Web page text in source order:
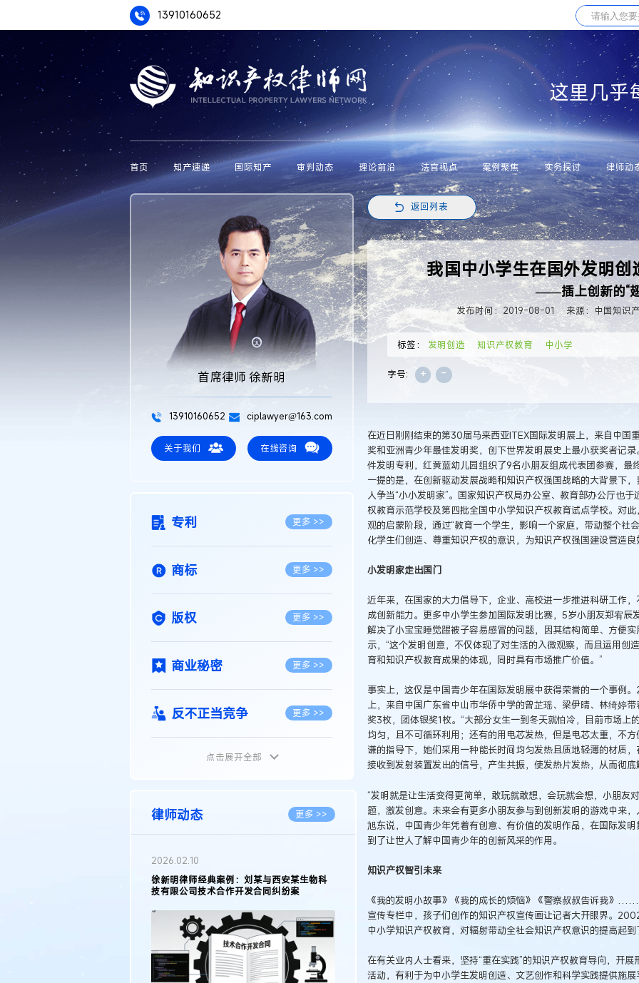
13910160652
这里几乎
首页 知产速递 国际知产 审判动态 理论前沿 法官视点 案例聚焦 实务探讨 律师动
首席律师 徐新明
13910160652 ciplawyer@163.com
关于我们 在线咨询
专利 更多 >>
商标 更多 >>
版权 更多 >>
商业秘密 更多 >>
反不正当竞争 更多 >>
植物新品种
地理标志 更多 >>
集成电路布图设计
传统文化 更多 >>
点击展开全部
律师动态 更多 >>
2026.02.10
徐新明律师经典案例：刘某与西安某生物科
技有限公司技术合作开发合同纠纷案
返回列表
我国中小学生在国外发明
——插上创新的“
发布时间：2019-08-01 来源：中国知识
标签： 发明创造 知识产权教育 中小学
字号: + -
在近日刚刚结束的第30届马来西亚ITEX国际发明展上，来自中国
奖和亚洲青少年最佳发明奖，创下世界发明展史上最小获奖者记
件发明专利，红黄蓝幼儿园组织了9名小朋友组成代表团参赛，
一提的是，在创新驱动发展战略和知识产权强国战略的大背景下
人争当“小小发明家”。国家知识产权局办公室、教育部办公厅也
权教育示范学校及第四批全国中小学知识产权教育试点学校。对
观的启蒙阶段，通过“教育一个学生，影响一个家庭，带动整个社
化学生们创造、尊重知识产权的意识，为知识产权强国建设营造
小发明家走出国门
近年来，在国家的大力倡导下，企业、高校进一步推进科研工作
成创新能力。更多中小学生参加国际发明比赛，5岁小朋友郑宥辰
解决了小宝宝睡觉踢被子容易感冒的问题，因其结构简单、方便
示，“这个发明创意，不仅体现了对生活的入微观察，而且运用创
育和知识产权教育成果的体现，同时具有市场推广价值。”
事实上，这仅是中国青少年在国际发明展中获得荣誉的一个事例
上，来自中国广东省中山市华侨中学的曾芷瑶、梁伊晴、林绮婷
奖3枚，团体银奖1枚。“大部分女生一到冬天就怕冷，目前市场上
均匀，且不可循环利用；还有的用电芯发热，但是电芯太重，不
谦的指导下，她们采用一种能长时间均匀发热且质地轻薄的材质
接收到发射装置发出的信号，产生共振，使发热片发热，从而彻
“发明就是让生活变得更简单，敢玩就敢想，会玩就会想，小朋友
题，激发创意。未来会有更多小朋友参与到创新发明的游戏中来
旭东说，中国青少年凭着有创意、有价值的发明作品，在国际发
到了让世人了解中国青少年的创新风采的作用。
知识产权智引未来
《我的发明小故事》《我的成长的烦恼》《警察叔叔告诉我》
宣传专栏中，孩子们创作的知识产权宣传画让记者大开眼界。
中小学知识产权教育，对辐射带动全社会知识产权意识的提高起
在有关业内人士看来，坚持“重在实践”的知识产权教育导向，开
活动，有利于为中小学生发明创造、文艺创作和科学实践提供施